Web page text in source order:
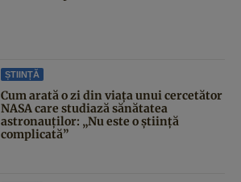
ȘTIINȚĂ
Cum arată o zi din viața unui cercetător
NASA care studiază sănătatea
astronauților: „Nu este o știință
complicată”